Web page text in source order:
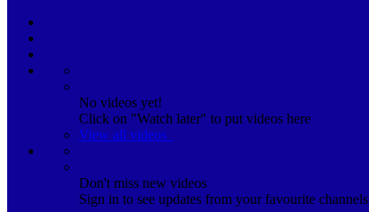
No videos yet!
Click on "Watch later" to put videos here
View all videos
Don't miss new videos
Sign in to see updates from your favourite channels